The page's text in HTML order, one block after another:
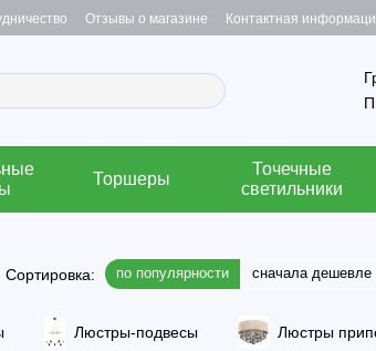
Отзывы о магазине Контактная
Торшеры
Точечные
светильники
Сортировка: по популярности сначала дешевле
Люстры-подвесы Люстры